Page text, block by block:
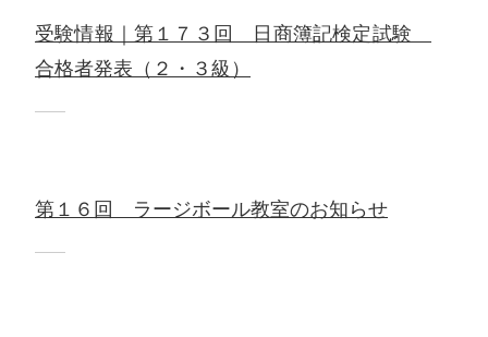
受験情報｜第１７３回 日商簿記検定試験
合格者発表（２・３級）
第１６回 ラージボール教室のお知らせ